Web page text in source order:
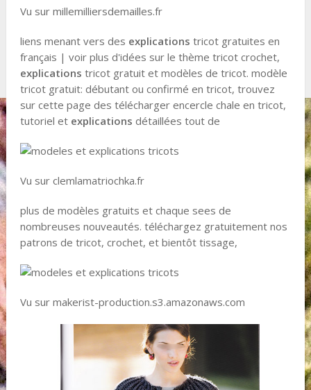
Vu sur millemilliersdemailles.fr
liens menant vers des explications tricot gratuites en
français | voir plus d'idées sur le thème tricot crochet,
explications tricot gratuit et modèles de tricot. modèle
tricot gratuit: débutant ou confirmé en tricot, trouvez
sur cette page des télécharger encercle chale en tricot,
tutoriel et explications détaillées tout de
Vu sur clemlamatriochka.fr
plus de modèles gratuits et chaque sees de
nombreuses nouveautés. téléchargez gratuitement nos
patrons de tricot, crochet, et bientôt tissage,
Vu sur makerist-production.s3.amazonaws.com